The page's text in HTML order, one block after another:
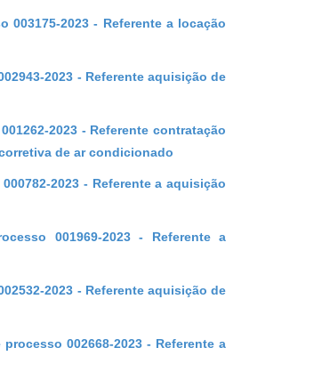
003175-2023 - Referente a locação
2023 - Referente aquisição de
2023 - Referente contratação
de ar condicionado
2023 - Referente a aquisição
001969-2023 - Referente a
2023 - Referente aquisição de
002668-2023 - Referente a